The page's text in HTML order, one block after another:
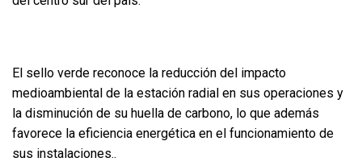
El sello verde reconoce la reducción del impacto
medioambiental de la estación radial en sus operaciones y
la disminución de su huella de carbono, lo que además
favorece la eficiencia energética en el funcionamiento de
sus instalaciones..